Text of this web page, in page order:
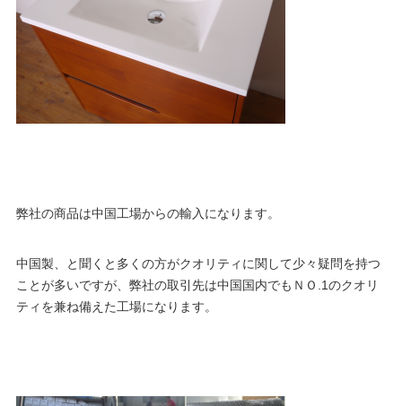
弊社の商品は中国工場からの輸入になります。
中国製、と聞くと多くの方がクオリティに関して少々疑問を持つ
ことが多いですが、弊社の取引先は中国国内でもＮＯ.1のクオリ
ティを兼ね備えた工場になります。